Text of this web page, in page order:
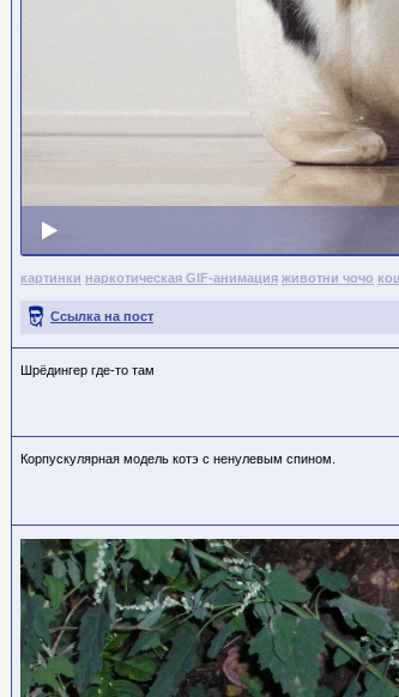
картинки наркотическая GIF-анимация животни чочо
Ссылка на пост
Шрёдингер где-то там
Корпускулярная модель котэ с ненулевым спином.